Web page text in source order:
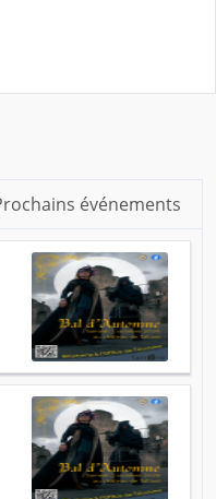
événements